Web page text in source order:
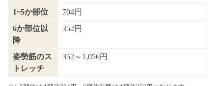
1~5か部位
704円
6か部位以
降
352円
姿勢筋のス
トレッチ
352～1,056円